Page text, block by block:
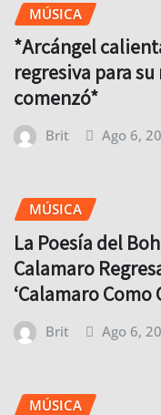
MÚSICA
*Arcángel
regresiva para
comenzó*
Brit Ago 6,
MÚSICA
La Poesía del
Calamaro
‘Calamaro Como
Brit Ago 6,
MÚSICA